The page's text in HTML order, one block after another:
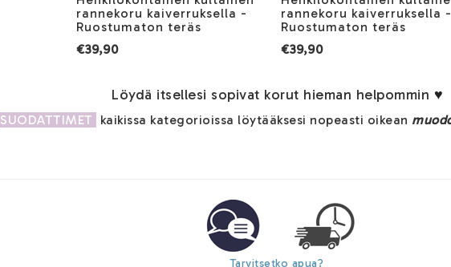
rannekoru kaiverruksella -
Ruostumaton teräs
€39,90
rannekoru kaiverruksella -
Ruostumaton teräs
€39,90
Löydä itsellesi sopivat korut hieman helpommin ♥
SUODATTIMET kaikissa kategorioissa löytääksesi nopeasti oikean
Tarvitsetko apua?